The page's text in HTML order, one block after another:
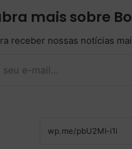
mais sobre
receber nossas notícias